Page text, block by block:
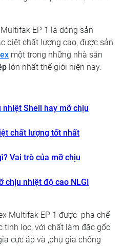
EP 1 là dòng sản
biệt chất lượng cao, được sản
một trong những nhà sản
lớn nhất thế giới hiện nay.
nhiệt Shell hay mỡ chịu
chất lượng tốt nhất
Vai trò của mỡ chịu
chịu nhiệt độ cao NLGI
Multifak EP 1 được pha chế
tinh lọc, với chất làm đặc gốc
cực áp và ,phụ gia chống